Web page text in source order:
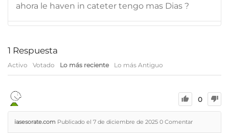
ahora le haven in cateter tengo mas Dias ?
1 Respuesta
Activo Votado Lo más reciente Lo más Antiguo
0
iasesorate.com Publicado el 7 de diciembre de 2025 0 Comentar